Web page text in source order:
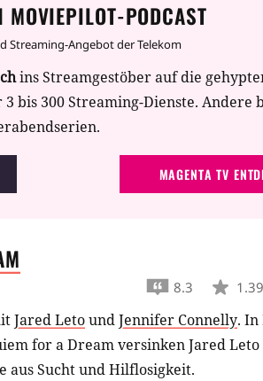
MOVIEPILOT-PODCAST
Streaming-Angebot der Telekom
ins Streamgestöber auf die
bis 300 Streaming-Dienste. Andere
MAGENTA TV
8.3
Jared LetoundJennifer Connelly. In
for a Dream versinken Jared
aus Sucht und Hilflosigkeit.